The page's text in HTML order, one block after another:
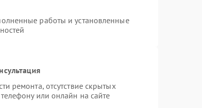
работы и установленные
ремонта, отсутствие скрытых
или онлайн на сайте